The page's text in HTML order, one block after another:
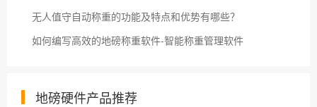
无人值守自动称重的功能及特点和优势有哪些？
如何编写高效的地磅称重软件-智能称重管理软件
地磅硬件产品推荐